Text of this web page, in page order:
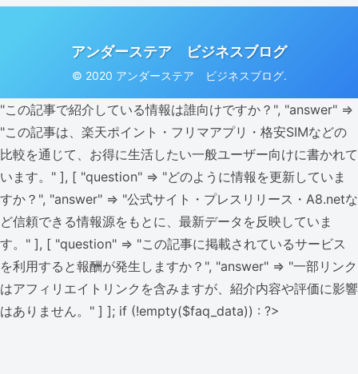
アンダーステア ビジネスブログ
© 2020 アンダーステア ビジネスブログ.
"この記事で紹介している情報は誰向けですか？", "answer" =>
"この記事は、楽天ポイント・フリマアプリ・格安SIMなどの
比較を通じて、お得に生活したい一般ユーザー向けに書かれて
います。" ], [ "question" => "どのように情報を更新していま
すか？", "answer" => "公式サイト・プレスリリース・A8.netな
ど信頼できる情報源をもとに、最新データを反映していま
す。" ], [ "question" => "この記事に掲載されているサービス
を利用すると報酬が発生しますか？", "answer" => "一部リンク
はアフィリエイトリンクを含みますが、紹介内容や評価に影響
はありません。" ] ]; if (!empty($faq_data)) : ?>